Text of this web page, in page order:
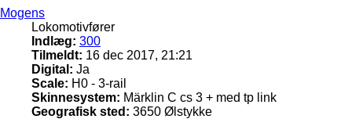
Mogens
Lokomotivfører
Indlæg: 300
Tilmeldt: 16 dec 2017, 21:21
Digital: Ja
Scale: H0 - 3-rail
Skinnesystem: Märklin C cs 3 + med tp link
Geografisk sted: 3650 Ølstykke